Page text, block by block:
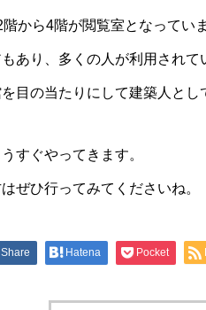
から4階が閲覧室となっていま
あり、多くの人が利用されて
目の当たりにして建築人と
すぐやってきます。
ぜひ行ってみてくださいね。
Share Hatena Pocket